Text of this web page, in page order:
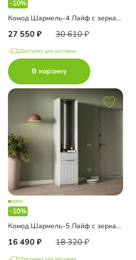
-10%
Комод Шармель-4 Лайф с зеркалом и антресолью
27 550 30 610
Доступно для доставки
В корзину
-10%
Комод Шармель-5 Лайф с зеркалом
16 490 18 320